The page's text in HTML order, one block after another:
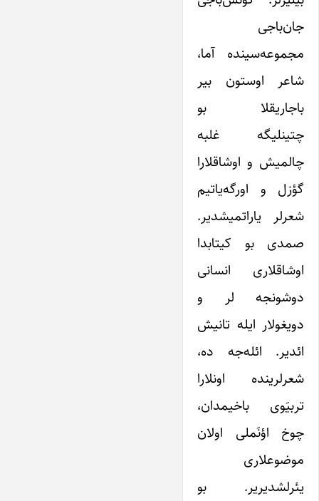
جان‌باجى
مجموعه‌سینده آما،
شاعر اوستون بیر
باجاریقلا بو
چتینلیگه غلبه
چالمیش و اوشاقلارا
گؤزل و اورگه‌یاتیم
شعرلر یاراتمیشدیر.
صمدی بو کیتابدا
اوشاقلاری انسانی
دوشونجه لر و
دویغولار ایله تانیش
ائدیر. ائله‌جه ده،
شعرلرینده اونلارا
تربیَوى باخیمدان،
چوخ اؤنَملى اولان
موضوعلاری
یئرلشدیریر. بو